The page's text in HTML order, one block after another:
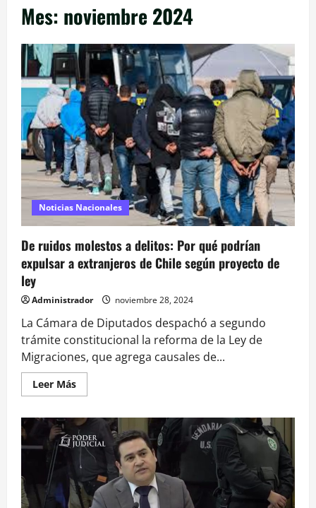
Mes: noviembre 2024
Noticias Nacionales
De ruidos molestos a delitos: Por qué podrían
expulsar a extranjeros de Chile según proyecto de
ley
Administrador noviembre 28, 2024
La Cámara de Diputados despachó a segundo
trámite constitucional la reforma de la Ley de
Migraciones, que agrega causales de...
Leer MásLeer
más
De
ruidos
molestos
delitos:
Por
qué
podrían
expulsar